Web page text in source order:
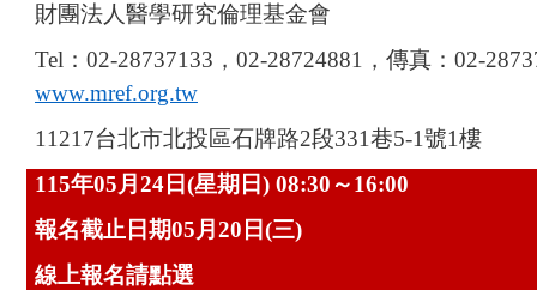
財團法人醫學研究倫理基金會
Tel ： 02-28737133 ， 02-28724881 ，傳真： 02-
www.mref.org.tw
11217台北市北投區石牌路2段331巷5-1號1樓
115年05月 24 日(星期日) 08:30 ～16:00
報名截止日期05月 20 日(三)
線上報名請點選